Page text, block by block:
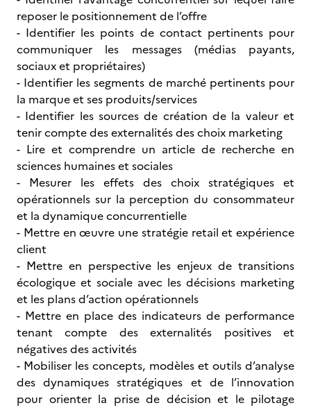
reposer le positionnement de l’offre
- Identifier les points de contact pertinents pour
communiquer les messages (médias payants,
sociaux et propriétaires)
- Identifier les segments de marché pertinents pour
la marque et ses produits/services
- Identifier les sources de création de la valeur et
tenir compte des externalités des choix marketing
- Lire et comprendre un article de recherche en
sciences humaines et sociales
- Mesurer les effets des choix stratégiques et
opérationnels sur la perception du consommateur
et la dynamique concurrentielle
- Mettre en œuvre une stratégie retail et expérience
client
- Mettre en perspective les enjeux de transitions
écologique et sociale avec les décisions marketing
et les plans d’action opérationnels
- Mettre en place des indicateurs de performance
tenant compte des externalités positives et
négatives des activités
- Mobiliser les concepts, modèles et outils d’analyse
des dynamiques stratégiques et de l’innovation
pour orienter la prise de décision et le pilotage